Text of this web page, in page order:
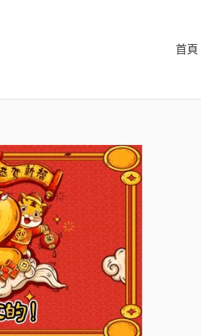
首頁